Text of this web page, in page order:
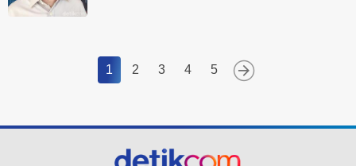
1 2 3 4 5